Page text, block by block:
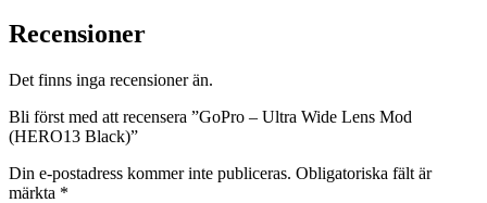
Recensioner
Det finns inga recensioner än.
Bli först med att recensera ”GoPro – Ultra Wide Lens Mod
(HERO13 Black)”
Din e-postadress kommer inte publiceras. Obligatoriska fält är
märkta *